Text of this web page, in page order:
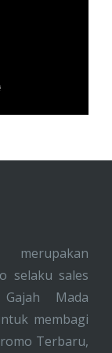
selaku sales
Mada
membagi
Terbaru,